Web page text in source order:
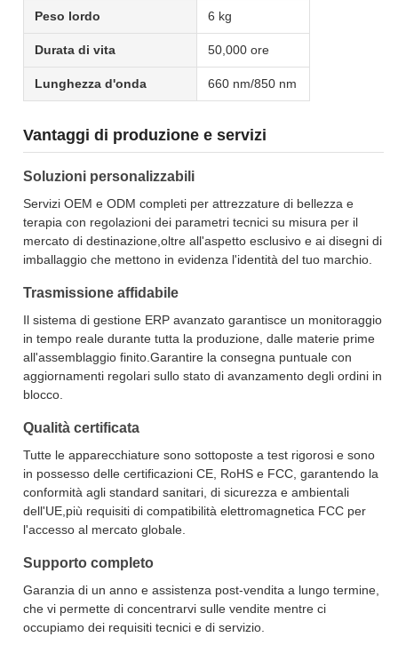
Peso lordo 6 kg
Durata di vita 50,000 ore
Lunghezza d'onda 660 nm/850 nm
Vantaggi di produzione e servizi
Soluzioni personalizzabili
Servizi OEM e ODM completi per attrezzature di bellezza e
terapia con regolazioni dei parametri tecnici su misura per il
mercato di destinazione,oltre all'aspetto esclusivo e ai disegni di
imballaggio che mettono in evidenza l'identità del tuo marchio.
Trasmissione affidabile
Il sistema di gestione ERP avanzato garantisce un monitoraggio
in tempo reale durante tutta la produzione, dalle materie prime
all'assemblaggio finito.Garantire la consegna puntuale con
aggiornamenti regolari sullo stato di avanzamento degli ordini in
blocco.
Qualità certificata
Tutte le apparecchiature sono sottoposte a test rigorosi e sono
in possesso delle certificazioni CE, RoHS e FCC, garantendo la
conformità agli standard sanitari, di sicurezza e ambientali
dell'UE,più requisiti di compatibilità elettromagnetica FCC per
l'accesso al mercato globale.
Supporto completo
Garanzia di un anno e assistenza post-vendita a lungo termine,
che vi permette di concentrarvi sulle vendite mentre ci
occupiamo dei requisiti tecnici e di servizio.